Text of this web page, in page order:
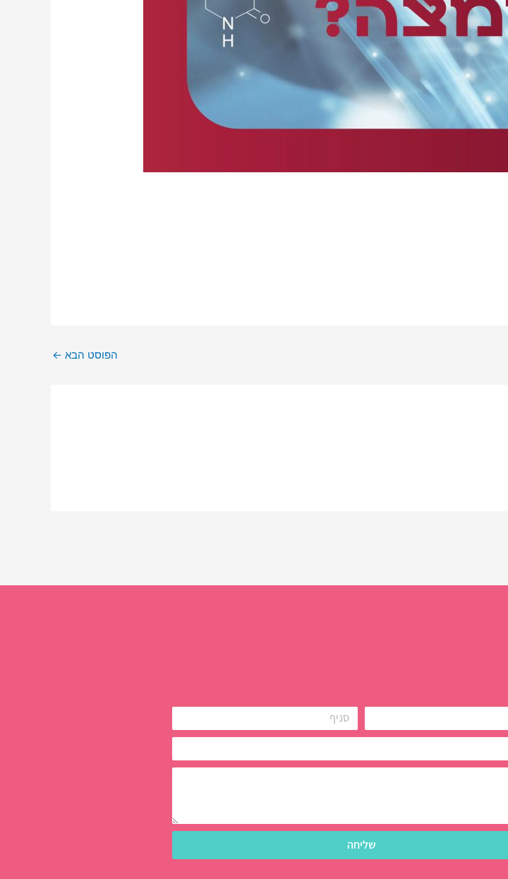
הפוסט הבא ←
שליחה